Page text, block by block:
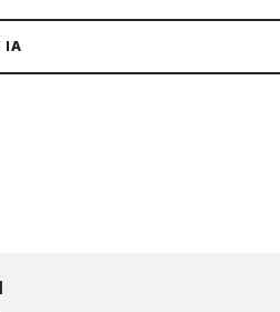
IA